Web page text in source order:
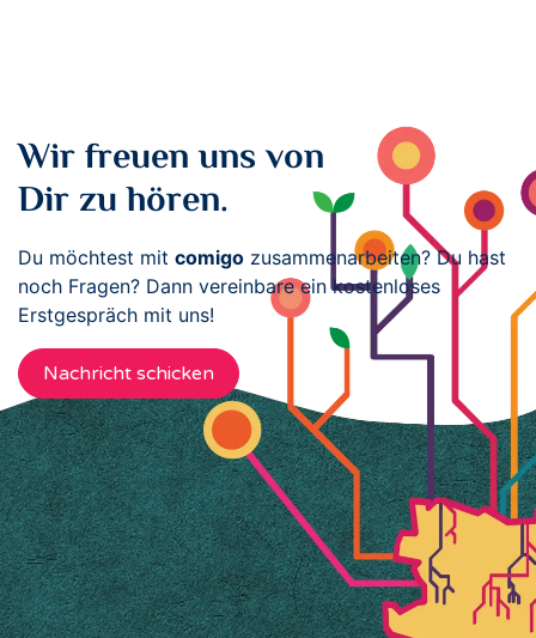
Wir freuen uns von
Dir zu hören.
Du möchtest mit comigo zusammenarbeiten? Du hast
noch Fragen? Dann vereinbare ein kostenloses
Erstgespräch mit uns!
Nachricht schicken